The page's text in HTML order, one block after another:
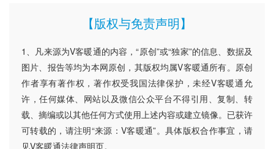
【版权与免责声明】
1、凡来源为V客暖通的内容，“原创”或“独家”的信息、数据及
图片、报告等均为本网原创，其版权均属V客暖通所有。原创
作者享有著作权，著作权受我国法律保护，未经V客暖通允
许，任何媒体、网站以及微信公众平台不得引用、复制、转
载、摘编或以其他任何方式使用上述内容或建立镜像。已获许
可转载的，请注明“来源：V客暖通”。具体版权合作事宜，请
见V客暖通法律声明页。